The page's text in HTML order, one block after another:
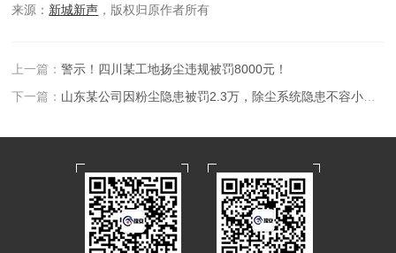
来源： 新城新声 ，版权归原作者所有
上一篇：警示！四川某工地扬尘违规被罚8000元！
下一篇： 山东某公司因粉尘隐患被罚2.3万，除尘系统隐患不容小觑！